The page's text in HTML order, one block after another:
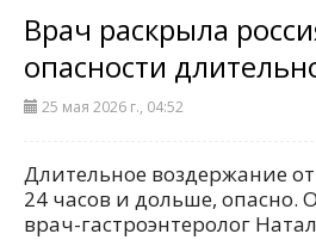
Врач раскрыла
опасности
25 мая 2026 г., 04:52
Длительное воздержание
24 часов и дольше, опасно.
врач-гастроэнтеролог